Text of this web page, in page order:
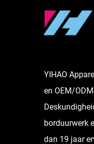
YIHAO
en OEM/
borduurwerk
dan 19 jaar